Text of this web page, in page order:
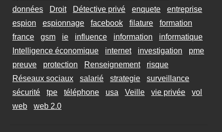
données
Droit Détective privé enquete
entreprise
espion
espionnage facebook filature
formation
france
gsm ie influence information
informatique
Intelligence économique
internet investigation
pme
preuve
protection Renseignement
risque
Réseaux sociaux
salarié strategie
surveillance
sécurité
tpe téléphone usa Veille vie privée
vol
web
web 2.0